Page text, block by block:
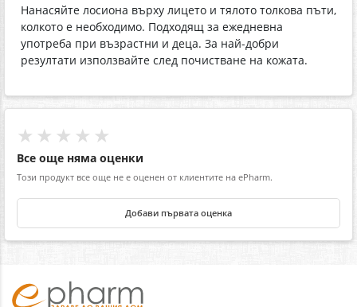
Нанасяйте лосиона върху лицето и тялото толкова пъти,
колкото е необходимо. Подходящ за ежедневна
употреба при възрастни и деца. За най-добри
резултати използвайте след почистване на кожата.
★★★★★
Все още няма оценки
Този продукт все още не е оценен от клиентите на ePharm.
Добави първата оценка